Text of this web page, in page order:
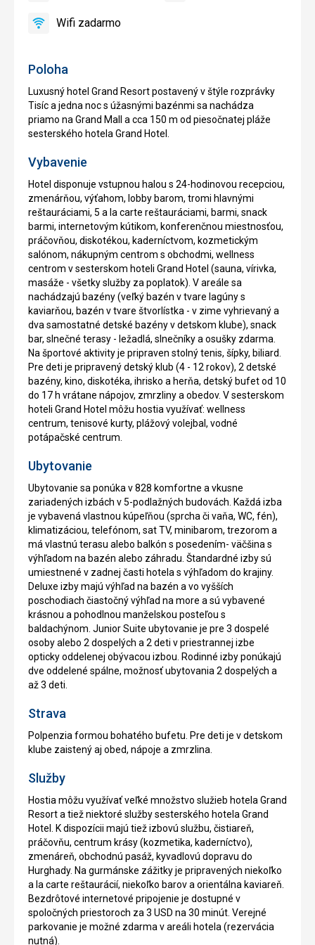
Poloha
Luxusný hotel Grand Resort postavený v štýle rozprávky
Tisíc a jedna noc s úžasnými bazénmi sa nachádza
priamo na Grand Mall a cca 150 m od piesočnatej pláže
sesterského hotela Grand Hotel.
Vybavenie
Hotel disponuje vstupnou halou s 24-hodinovou recepciou,
zmenárňou, výťahom, lobby barom, tromi hlavnými
reštauráciami, 5 a la carte reštauráciami, barmi, snack
barmi, internetovým kútikom, konferenčnou miestnosťou,
práčovňou, diskotékou, kaderníctvom, kozmetickým
salónom, nákupným centrom s obchodmi, wellness
centrom v sesterskom hoteli Grand Hotel (sauna, vírivka,
masáže - všetky služby za poplatok). V areále sa
nachádzajú bazény (veľký bazén v tvare lagúny s
kaviarňou, bazén v tvare štvorlístka - v zime vyhrievaný a
dva samostatné detské bazény v detskom klube), snack
bar, slnečné terasy - ležadlá, slnečníky a osušky zdarma.
Na športové aktivity je pripraven stolný tenis, šípky, biliard.
Pre deti je pripravený detský klub (4 - 12 rokov), 2 detské
bazény, kino, diskotéka, ihrisko a herňa, detský bufet od 10
do 17 h vrátane nápojov, zmrzliny a obedov. V sesterskom
hoteli Grand Hotel môžu hostia využívať: wellness
centrum, tenisové kurty, plážový volejbal, vodné
potápačské centrum.
Ubytovanie
Ubytovanie sa ponúka v 828 komfortne a vkusne
zariadených izbách v 5-podlažných budovách. Každá izba
je vybavená vlastnou kúpeľňou (sprcha či vaňa, WC, fén),
klimatizáciou, telefónom, sat TV, minibarom, trezorom a
má vlastnú terasu alebo balkón s posedením- väčšina s
výhľadom na bazén alebo záhradu. Štandardné izby sú
umiestnené v zadnej časti hotela s výhľadom do krajiny.
Deluxe izby majú výhľad na bazén a vo vyšších
poschodiach čiastočný výhľad na more a sú vybavené
krásnou a pohodlnou manželskou posteľou s
baldachýnom. Junior Suite ubytovanie je pre 3 dospelé
osoby alebo 2 dospelých a 2 deti v priestrannej izbe
opticky oddelenej obývacou izbou. Rodinné izby ponúkajú
dve oddelené spálne, možnosť ubytovania 2 dospelých a
až 3 deti.
Strava
Polpenzia formou bohatého bufetu. Pre deti je v detskom
klube zaistený aj obed, nápoje a zmrzlina.
Služby
Hostia môžu využívať veľké množstvo služieb hotela Grand
Resort a tiež niektoré služby sesterského hotela Grand
Hotel. K dispozícii majú tiež izbovú službu, čistiareň,
práčovňu, centrum krásy (kozmetika, kaderníctvo),
zmenáreň, obchodnú pasáž, kyvadlovú dopravu do
Hurghady. Na gurmánske zážitky je pripravených niekoľko
a la carte reštaurácií, niekoľko barov a orientálna kaviareň.
Bezdrôtové internetové pripojenie je dostupné v
spoločných priestoroch za 3 USD na 30 minút. Verejné
parkovanie je možné zdarma v areáli hotela (rezervácia
nutná).
Wifi
Wifi zadarmo
áno